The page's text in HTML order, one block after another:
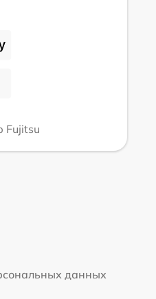
Fujitsu
данных